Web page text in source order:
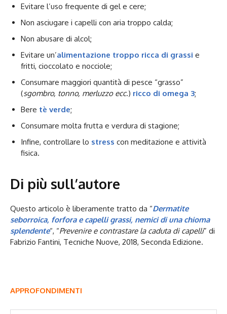
Evitare l’uso frequente di gel e cere;
Non asciugare i capelli con aria troppo calda;
Non abusare di alcol;
Evitare un’alimentazione troppo ricca di grassi e
fritti, cioccolato e nocciole;
Consumare maggiori quantità di pesce “grasso”
(sgombro, tonno, merluzzo ecc.) ricco di omega 3;
Bere tè verde;
Consumare molta frutta e verdura di stagione;
Infine, controllare lo stress con meditazione e attività
fisica.
Di più sull’autore
Questo articolo è liberamente tratto da “Dermatite
seborroica, forfora e capelli grassi, nemici di una chioma
splendente“, “Prevenire e contrastare la caduta di capelli” di
Fabrizio Fantini, Tecniche Nuove, 2018, Seconda Edizione.
APPROFONDIMENTI